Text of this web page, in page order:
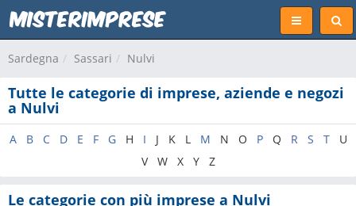
Sardegna Sassari Nulvi
Tutte le categorie di imprese, aziende e negozi
a Nulvi
A B C D E F G H I J K L M N O P Q R S T
U
V
W X Y Z
Le categorie con più imprese a Nulvi